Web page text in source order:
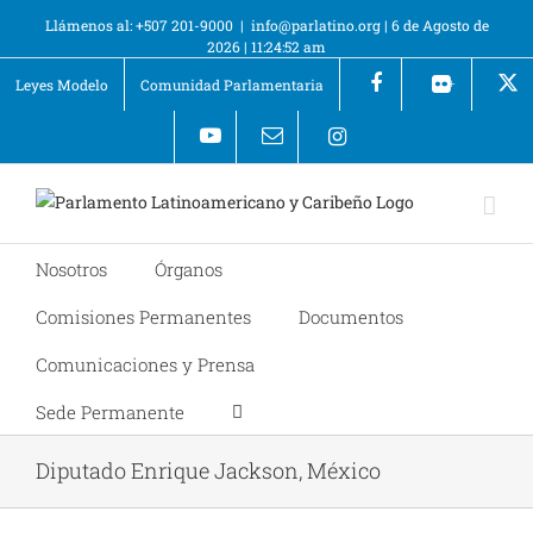
Llámenos al: +507 201-9000 | info@parlatino.org| 6 de Agosto de
2026| 11:24:52 am
Leyes Modelo
Comunidad Parlamentaria +
Nosotros
Órganos
Comisiones Permanentes
Documentos
Comunicaciones y Prensa
Sede Permanente
Diputado Enrique Jackson, México